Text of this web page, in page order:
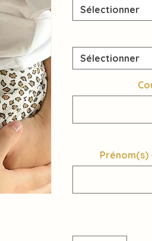
Sélectionner
Sélectionner